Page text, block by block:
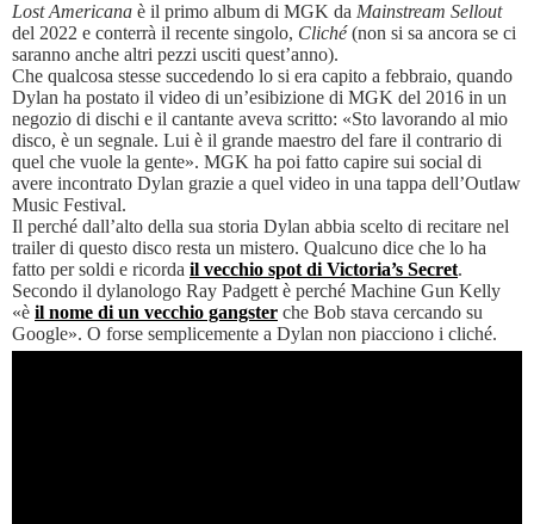
Lost Americana è il primo album di MGK da Mainstream Sellout
del 2022 e conterrà il recente singolo, Cliché(non si sa ancora se ci
saranno anche altri pezzi usciti quest’anno).
Che qualcosa stesse succedendo lo si era capito a febbraio, quando
Dylan ha postato il video di un’esibizione di MGK del 2016 in un
negozio di dischi e il cantante aveva scritto: «Sto lavorando al mio
disco, è un segnale. Lui è il grande maestro del fare il contrario di
quel che vuole la gente». MGK ha poi fatto capire sui social di
avere incontrato Dylan grazie a quel video in una tappa dell’Outlaw
Music Festival.
Il perché dall’alto della sua storia Dylan abbia scelto di recitare nel
trailer di questo disco resta un mistero. Qualcuno dice che lo ha
fatto per soldi e ricorda il vecchio spot di Victoria’s Secret.
Secondo il dylanologo Ray Padgett è perché Machine Gun Kelly
«è il nome di un vecchio gangster che Bob stava cercando su
Google». O forse semplicemente a Dylan non piacciono i cliché.